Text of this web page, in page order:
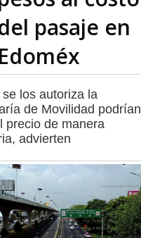
pasaje en
Edoméx
los autoriza la
de Movilidad podrían
precio de manera
advierten